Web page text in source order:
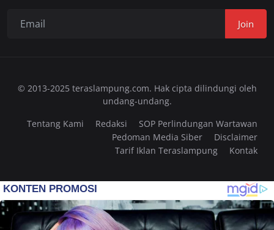
Join
© 2013-2025 teraslampung.com. Hak cipta dilindungi oleh
undang-undang.
Tentang Kami
Redaksi
SOP Perlindungan Wartawan
Pedoman Media Siber
Disclaimer
Tarif Iklan Teraslampung
Kontak